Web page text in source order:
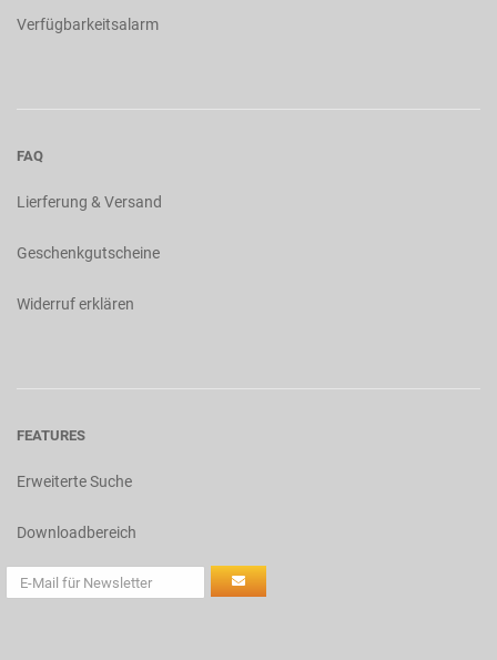
Verfügbarkeitsalarm
FAQ
Lierferung & Versand
Geschenkgutscheine
Widerruf erklären
FEATURES
Erweiterte Suche
Downloadbereich